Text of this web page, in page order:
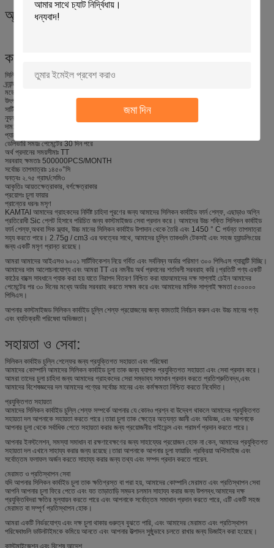
জমা দিন
অ্যাপ্লিকেশনঃ
কাস্টমাইজেশনঃ
সিলিকন কার্বাইড চুলা তাক - কাস্টমাইজড সেবা
ব্র্যান্ড নামঃ কামতাই
মডেল নম্বরঃ KT-THGB
উৎপত্তিস্থল: চীন
সার্টিফিকেশনঃ আইএসও ৯০০১
ন্যূনতম অর্ডার পরিমাণঃ 300PCS
দাম: আলোচনা
প্যাকেজিংয়ের বিবরণঃ কাঠের বাক্স
ডেলিভারি সময়ঃ পেমেন্টের 30 দিন পরে
অর্থ প্রদানের সময়সীমাঃ TT
সরবরাহ ক্ষমতাঃ 500000PCS/MONTH
সর্বোচ্চ তাপমাত্রাঃ ১৪৫০°সি
ঘনত্বঃ ২.৭৫ গ্রাম/সেমি৩
আকৃতিঃ আয়তক্ষেত্রাকার, বর্গক্ষেত্রাকার
প্রয়োগঃ চুলা ফায়ার
প্রান্তের ধরনঃ মসৃণ
KAMTAI আমাদের গ্রাহকদের নির্দিষ্ট চাহিদা পূরণের জন্য আমাদের সিলিকন কার্বাইড ফার্ন শেল্ফ, এছাড়াও অগ্নি
প্রতিরোধী Sic প্লেট হিসাবে পরিচিত জন্য কাস্টমাইজড সেবা প্রদান করে। আমাদের উচ্চ শক্তি সিলিকন কার্বাইড
ফার্ন শেল্ফ,অথবা সিক স্ল্যাব, উচ্চ মানের সিলিকন কার্বাইড উপাদান থেকে তৈরি এবং 1450 ° C পর্যন্ত তাপমাত্রা
সহ্য করতে পারে। 2.75g / cm3 এর ঘনত্বের সাথে, আমাদের চুল্লি তাকগুলি টেকসই এবং সহজ হ্যান্ডলিংয়ের
জন্য একটি মসৃণ প্রান্ত রয়েছে।
আমরা আমাদের আইএসও ৯০০১ সার্টিফিকেশন নিয়ে গর্বিত এবং সর্বনিম্ন অর্ডার পরিমাণ ৩০০ পিসিএস গ্যারান্টি দিচ্ছি।
আমাদের দাম আলোচনাযোগ্য এবং আমরা TT এর নমনীয় অর্থ প্রদানের শর্তাবলী সরবরাহ করি।প্রতিটি পণ্য একটি
কাঠের বাক্সে সাবধানে প্যাক করা হয় যাতে নিরাপদ বিতরণ নিশ্চিত করা যায়আমাদের দক্ষ সাপ্লাই চেইন আমাদের
পেমেন্টের পর ৩০ দিনের মধ্যে অর্ডার সরবরাহ করতে সক্ষম করে এবং আমাদের মাসিক সাপ্লাই ক্ষমতা ৫০০০০০
পিসিএস।
আপনার কাস্টমাইজড সিলিকন কার্বাইড চুল্লি শেল্ফ প্রয়োজনের জন্য কামতাই নির্বাচন করুন এবং উচ্চ মানের পণ্য
এবং ব্যতিক্রমী পরিষেবা অভিজ্ঞতা।
সহায়তা ও সেবা:
সিলিকন কার্বাইড চুল্লি শেল্ফের জন্য প্রযুক্তিগত সহায়তা এবং পরিষেবা
আমাদের কোম্পানি আমাদের সিলিকন কার্বাইড চুলা তাক জন্য ব্যাপক প্রযুক্তিগত সহায়তা এবং সেবা প্রদান করে।
আমরা তাদের চুলা চাহিদা জন্য আমাদের গ্রাহকদের সেরা সম্ভাব্য সমাধান প্রদান করতে প্রতিশ্রুতিবদ্ধ,এবং
আমাদের বিশেষজ্ঞদের দল আমাদের পণ্যের সর্বোচ্চ মানের এবং কর্মক্ষমতা নিশ্চিত করতে নিবেদিত।
প্রযুক্তিগত সহায়তা
আমাদের সিলিকন কার্বাইড চুল্লি শেল্ফ সম্পর্কে আপনার যে কোনও প্রশ্ন বা উদ্বেগ থাকলে আমাদের প্রযুক্তিগত
সহায়তা দল আপনাকে সহায়তা করতে পারে।তারা চুলা তাক ক্ষেত্রে অত্যন্ত জ্ঞানী এবং অভিজ্ঞ, এবং আপনাকে
আপনার চুলা থেকে সর্বাধিক পেতে সহায়তা করার জন্য প্রয়োজনীয় গাইডেন্স এবং পরামর্শ প্রদান করতে পারে।
আপনার ইনস্টলেশন, সমস্যা সমাধান বা রক্ষণাবেক্ষণের জন্য সাহায্যের প্রয়োজন হোক না কেন, আমাদের প্রযুক্তিগত
সহায়তা দল এখানে সাহায্য করার জন্য রয়েছে।তারা আপনাকে আপনার চুলা ফায়ারিং প্রক্রিয়া অপ্টিমাইজ এবং
সর্বোত্তম ফলাফল অর্জন করতে সাহায্য করার জন্য তথ্য এবং সম্পদ প্রদান করতে পারেন.
মেরামত ও প্রতিস্থাপন সেবা
যদি আপনার সিলিকন কার্বাইড চুলা তাক ক্ষতিগ্রস্ত বা পরা হয়, আমাদের কোম্পানি মেরামত এবং প্রতিস্থাপন সেবা
আপনি আপনার চুলা ফিরে পেতে এবং যত তাড়াতাড়ি সম্ভব চলমান সাহায্য করার জন্য উপলব্ধ.আমাদের দক্ষ
প্রযুক্তিবিদরা ক্ষতির মূল্যায়ন করতে পারে এবং আপনাকে সর্বোত্তম সমাধান প্রদান করতে পারে, এটি একটি সহজ
মেরামত বা সম্পূর্ণ প্রতিস্থাপন হোক।
আমরা একটি নির্ভরযোগ্য এবং দক্ষ চুলা থাকার গুরুত্ব বুঝতে পারি, এবং আমাদের মেরামত এবং প্রতিস্থাপন
পরিষেবাগুলি ডাউনটাইমকে কমিয়ে আনতে এবং আপনার উত্পাদন সুষ্ঠুভাবে চলতে রাখার জন্য ডিজাইন করা হয়েছে।
কাস্টমাইজেশন এবং বিশেষ আদেশ